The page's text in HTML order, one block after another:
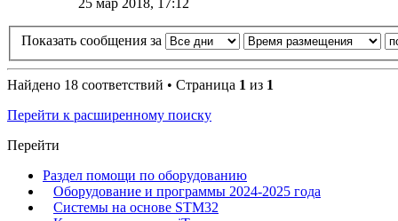
Показать сообщения за
Найдено 18 соответствий • Страница 1 из 1
Перейти к расширенному поиску
Перейти
Раздел помощи по оборудованию
Оборудование и программы 2024-2025 года
Системы на основе STM32